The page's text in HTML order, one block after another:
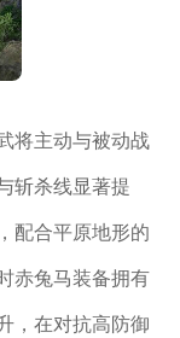
将主动与被动战
斩杀线显著提
配合平原地形的
赤兔马装备拥有
，在对抗高防御